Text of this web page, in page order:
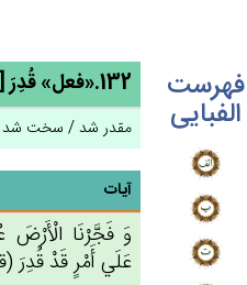
فهرست
الفبایی
132.«فعل» قُدِرَ [2] ← قدر
مقدر شد / سخت
آیات
وَ فَجَّرْنَا الْأَرْض‌َ
عَلَي‌ أَمْرٍ قَدْ قُدِرَ